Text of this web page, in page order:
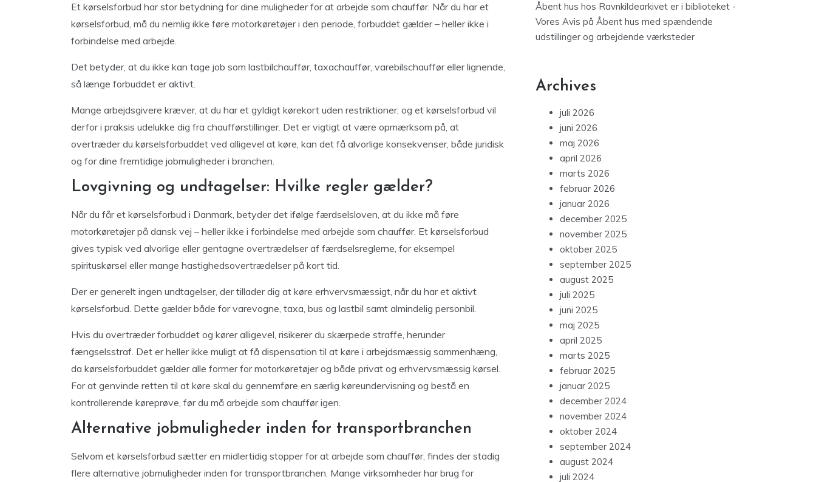
Et kørselsforbud har stor betydning for dine muligheder for at arbejde som chauffør. Når du har et
kørselsforbud, må du nemlig ikke føre motorkøretøjer i den periode, forbuddet gælder – heller ikke i
forbindelse med arbejde.
Det betyder, at du ikke kan tage job som lastbilchauffør, taxachauffør, varebilschauffør eller lignende,
så længe forbuddet er aktivt.
Mange arbejdsgivere kræver, at du har et gyldigt kørekort uden restriktioner, og et kørselsforbud vil
derfor i praksis udelukke dig fra chaufførstillinger. Det er vigtigt at være opmærksom på, at
overtræder du kørselsforbuddet ved alligevel at køre, kan det få alvorlige konsekvenser, både juridisk
og for dine fremtidige jobmuligheder i branchen.
Lovgivning og undtagelser: Hvilke regler gælder?
Når du får et kørselsforbud i Danmark, betyder det ifølge færdselsloven, at du ikke må føre
motorkøretøjer på dansk vej – heller ikke i forbindelse med arbejde som chauffør. Et kørselsforbud
gives typisk ved alvorlige eller gentagne overtrædelser af færdselsreglerne, for eksempel
spirituskørsel eller mange hastighedsovertrædelser på kort tid.
Der er generelt ingen undtagelser, der tillader dig at køre erhvervsmæssigt, når du har et aktivt
kørselsforbud. Dette gælder både for varevogne, taxa, bus og lastbil samt almindelig personbil.
Hvis du overtræder forbuddet og kører alligevel, risikerer du skærpede straffe, herunder
fængselsstraf. Det er heller ikke muligt at få dispensation til at køre i arbejdsmæssig sammenhæng,
da kørselsforbuddet gælder alle former for motorkøretøjer og både privat og erhvervsmæssig kørsel.
For at genvinde retten til at køre skal du gennemføre en særlig køreundervisning og bestå en
kontrollerende køreprøve, før du må arbejde som chauffør igen.
Alternative jobmuligheder inden for transportbranchen
Selvom et kørselsforbud sætter en midlertidig stopper for at arbejde som chauffør, findes der stadig
flere alternative jobmuligheder inden for transportbranchen. Mange virksomheder har brug for
Åbent hus hos Ravnkildearkivet er i biblioteket -
Vores Avis på Åbent hus med spændende
udstillinger og arbejdende værksteder
Archives
juli 2026
juni 2026
maj 2026
april 2026
marts 2026
februar 2026
januar 2026
december 2025
november 2025
oktober 2025
september 2025
august 2025
juli 2025
juni 2025
maj 2025
april 2025
marts 2025
februar 2025
januar 2025
december 2024
november 2024
oktober 2024
september 2024
august 2024
juli 2024